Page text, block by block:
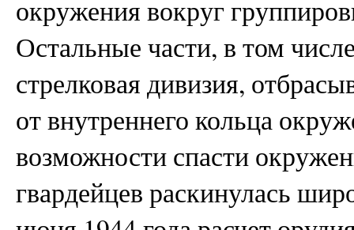
окружения вокруг
Остальные части, в том
стрелковая дивизия,
от внутреннего кольца
возможности спасти
гвардейцев раскинулась